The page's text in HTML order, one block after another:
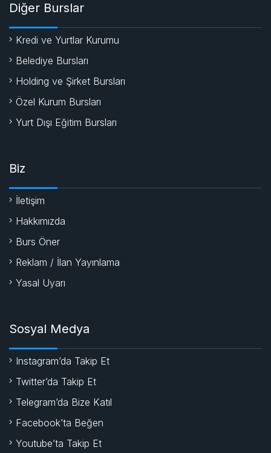
Diğer Burslar
Kredi ve Yurtlar Kurumu
Belediye Bursları
Holding ve Şirket Bursları
Özel Kurum Bursları
Yurt Dışı Eğitim Bursları
Biz
İletişim
Hakkımızda
Burs Öner
Reklam / İlan Yayınlama
Yasal Uyarı
Sosyal Medya
Instagram’da Takip Et
Twitter’da Takip Et
Telegram’da Bize Katıl
Facebook’ta Beğen
Youtube’ta Takip Et